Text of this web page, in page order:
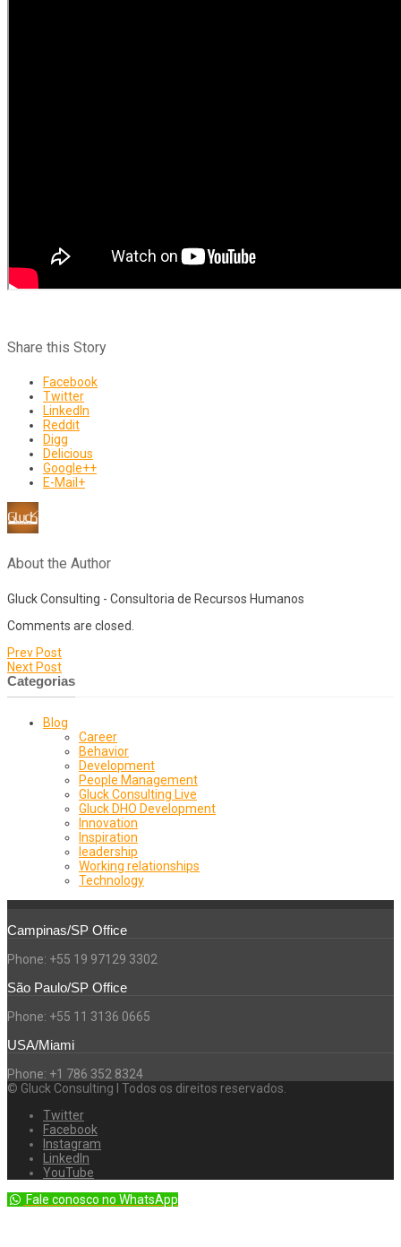
Share this Story
Facebook
Twitter
LinkedIn
Reddit
Digg
Delicious
Google++
E-Mail+
About the Author
Gluck Consulting - Consultoria de Recursos Humanos
Comments are closed.
Prev Post
Next Post
Categorias
Blog
Career
Behavior
Development
People Management
Gluck Consulting Live
Gluck DHO Development
Innovation
Inspiration
leadership
Working relationships
Technology
Campinas/SP Office
Phone: +55 19 97129 3302
São Paulo/SP Office
Phone: +55 11 3136 0665
USA/Miami
Phone: +1 786 352 8324
© Gluck Consulting l Todos os direitos reservados.
Twitter
Facebook
Instagram
LinkedIn
YouTube
Fale conosco no WhatsApp